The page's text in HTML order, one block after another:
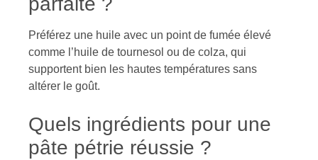
Préférez une huile avec un point de fumée élevé
comme l’huile de tournesol ou de colza, qui
supportent bien les hautes températures sans
altérer le goût.
Quels ingrédients pour une
pâte pétrie réussie ?